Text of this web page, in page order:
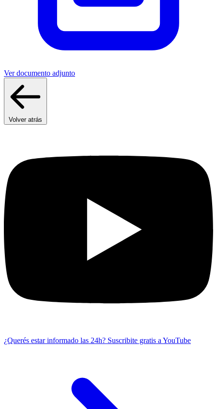
Ver documento adjunto
Volver atrás
¿Querés estar informado las 24h? Suscribite gratis a YouTube